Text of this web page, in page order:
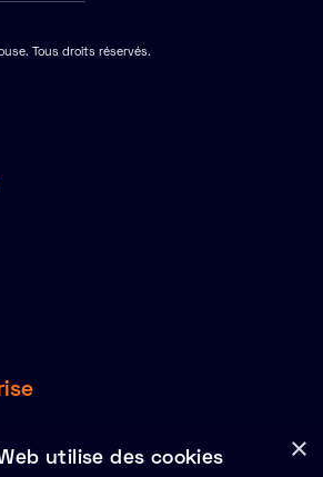
Tous droits réservés.
×
utilise des cookies